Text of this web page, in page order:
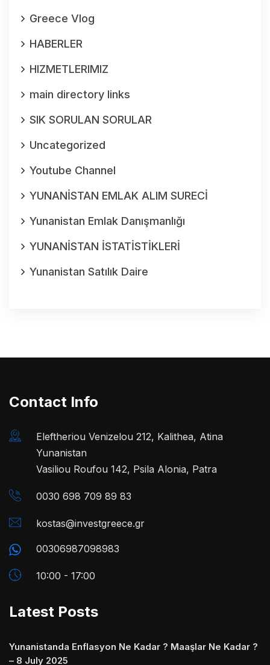
Greece Vlog
HABERLER
HIZMETLERIMIZ
main directory links
SIK SORULAN SORULAR
Uncategorized
Youtube Channel
YUNANİSTAN EMLAK ALIM SURECİ
Yunanistan Emlak Danışmanlığı
YUNANİSTAN İSTATİSTİKLERİ
Yunanistan Satılık Daire
Contact Info
Eleftheriou Venizelou 212, Kalithea, Atina
Yunanistan
Vasiliou Roufou 142, Psila Alonia, Patra
0030 698 709 89 83
kostas@investgreece.gr
00306987098983
10:00 - 17:00
Latest Posts
Yunanistanda Enflasyon Ne Kadar ? Maaşlar Ne Kadar ?
– 8 July 2025